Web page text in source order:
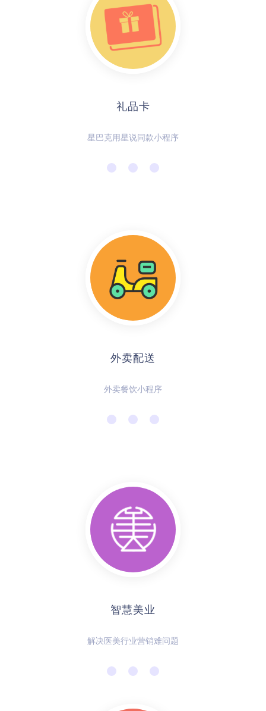
礼品卡
星巴克用星说同款小程序
外卖配送
外卖餐饮小程序
智慧美业
解决医美行业营销难问题